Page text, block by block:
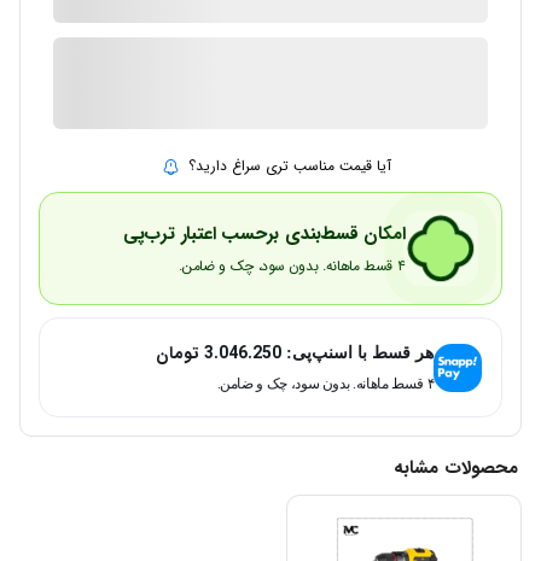
آیا قیمت مناسب تری سراغ دارید؟
امکان قسط‌بندی برحسب اعتبار ترب‌پی
۴ قسط ماهانه. بدون سود، چک و ضامن.
هر قسط با اسنپ‌پی: 3.046.250 تومان
۴ قسط ماهانه. بدون سود، چک و ضامن.
محصولات مشابه